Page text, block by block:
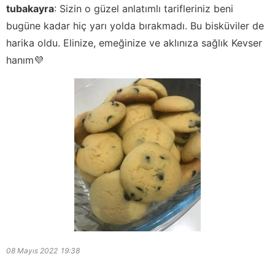
tubakayra: Sizin o güzel anlatımlı tarifleriniz beni
bugüne kadar hiç yarı yolda bırakmadı. Bu bisküviler de
harika oldu. Elinize, emeğinize ve aklınıza sağlık Kevser
hanım💜
08 Mayıs 2022 19:38